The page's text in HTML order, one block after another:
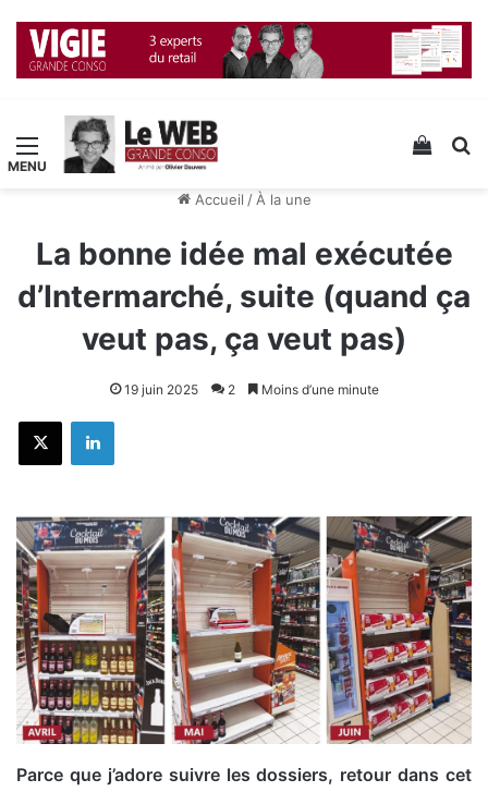
Menu Voir
Accueil / À la une
La bonne idée mal exécutée
d’Intermarché, suite (quand ça
veut pas, ça veut pas)
19 juin 2025 2 Moins d’une minute
X Linkedin
Parce que j’adore suivre les dossiers, retour dans cet